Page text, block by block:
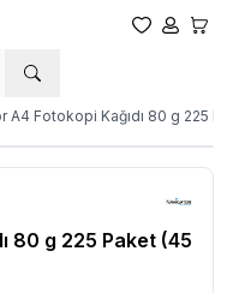
Favorilerim
Hesabım
A4 Fotokopi Kağıdı 80 g 225
80 g 225 Paket (45